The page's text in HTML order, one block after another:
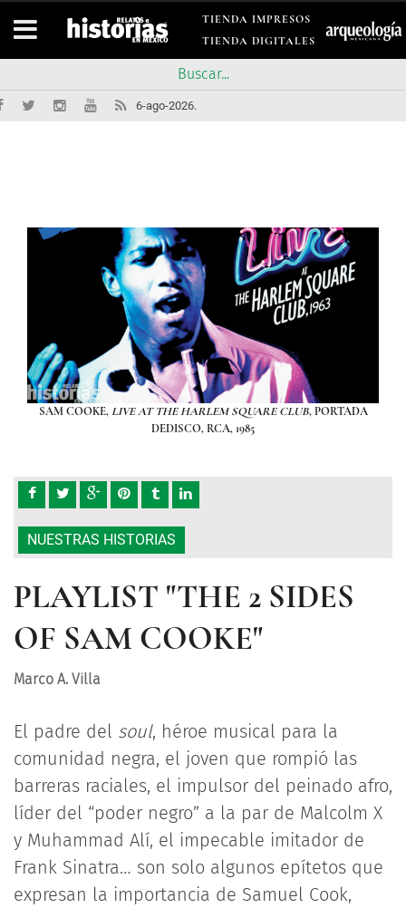
TIENDA IMPRESOS
TIENDA DIGITALES
6-ago-2026.
SAM COOKE,LIVE AT THE HARLEM SQUARE CLUB, PORTADA
DEDISCO, RCA, 1985
NUESTRAS HISTORIAS
PLAYLIST "THE 2 SIDES
OF SAM COOKE"
Marco A. Villa
El padre del soul, héroe musical para la
comunidad negra, el joven que rompió las
barreras raciales, el impulsor del peinado afro,
líder del “poder negro” a la par de Malcolm X
y Muhammad Alí, el impecable imitador de
Frank Sinatra… son solo algunos epítetos que
expresan la importancia de Samuel Cook,